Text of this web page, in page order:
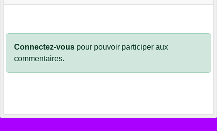
Connectez-vous pour pouvoir participer aux
commentaires.